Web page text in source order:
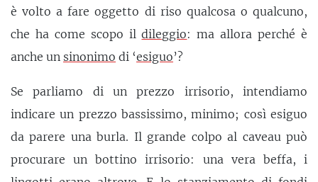
è volto a fare oggetto di riso qualcosa o qualcuno,
che ha come scopo ildileggio: ma allora perché è
anche un sinonimo di ‘esiguo’?
Se parliamo di un prezzo irrisorio, intendiamo
indicare un prezzo bassissimo, minimo; così esiguo
da parere una burla. Il grande colpo al caveau può
procurare un bottino irrisorio: una vera beffa, i